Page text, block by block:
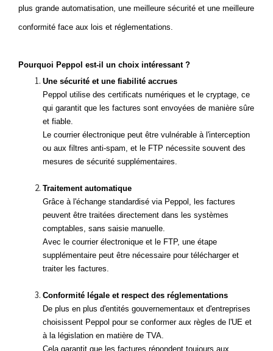
plus grande automatisation, une meilleure sécurité et une meilleure
conformité face aux lois et réglementations.
Pourquoi Peppol est-il un choix intéressant ?
Une sécurité et une fiabilité accrues
Peppol utilise des certificats numériques et le cryptage, ce
qui garantit que les factures sont envoyées de manière sûre
et fiable.
Le courrier électronique peut être vulnérable à l'interception
ou aux filtres anti-spam, et le FTP nécessite souvent des
mesures de sécurité supplémentaires.
Traitement automatique
Grâce à l'échange standardisé via Peppol, les factures
peuvent être traitées directement dans les systèmes
comptables, sans saisie manuelle.
Avec le courrier électronique et le FTP, une étape
supplémentaire peut être nécessaire pour télécharger et
traiter les factures.
Conformité légale et respect des réglementations
De plus en plus d'entités gouvernementaux et d'entreprises
choisissent Peppol pour se conformer aux règles de l'UE et
à la législation en matière de TVA.
Cela garantit que les factures répondent toujours aux